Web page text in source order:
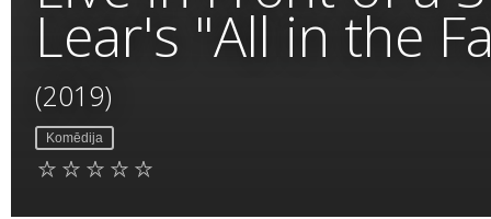
Lear's "All in the
(2019)
Komēdija